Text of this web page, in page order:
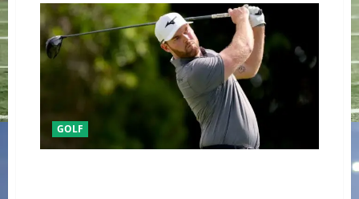
OPORTUNIDAD
PARA
LAS
MUJERES,
EL
WOMEN’S
AMATEUR
LATIN
AMERICA
GOLF